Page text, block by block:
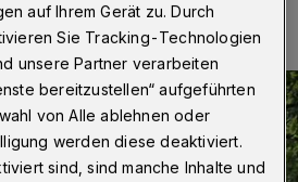
auf Ihrem Gerät zu. Durch
Sie Tracking-Technologien
unsere Partner verarbeiten
bereitzustellen“ aufgeführten
von Alle ablehnen oder
werden diese deaktiviert.
sind, sind manche Inhalte und